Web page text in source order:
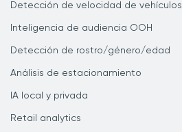
Detección de velocidad de vehículos
Inteligencia de audiencia OOH
Detección de rostro/género/edad
Análisis de estacionamiento
IA local y privada
Retail analytics